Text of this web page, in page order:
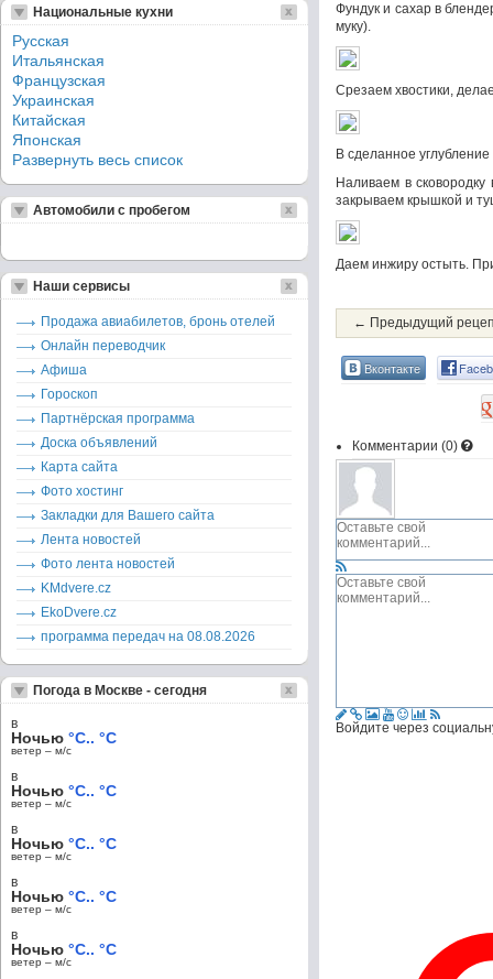
Фундук и сахар в
муку).
Срезаем хвостики,
В сделанное
Наливаем в
закрываем крышкой и
Даем инжиру остыть.
← Предыдущий
Вконтакте
Комментарии (0)
Войдите через
Национальные кухни
Русская
Итальянская
Французская
Украинская
Китайская
Японская
Развернуть весь список
Автомобили с пробегом
Наши сервисы
Продажа авиабилетов, бронь отелей
Онлайн переводчик
Афиша
Гороскоп
Партнёрская программа
Доска объявлений
Карта сайта
Фото хостинг
Закладки для Вашего сайта
Лента новостей
Фото лента новостей
KMdvere.cz
EkoDvere.cz
программа передач на 08.08.2026
Погода в Москве - сегодня
в
Ночью °C.. °C
ветер – м/c
в
Ночью °C.. °C
ветер – м/c
в
Ночью °C.. °C
ветер – м/c
в
Ночью °C.. °C
ветер – м/c
в
Ночью °C.. °C
ветер – м/c